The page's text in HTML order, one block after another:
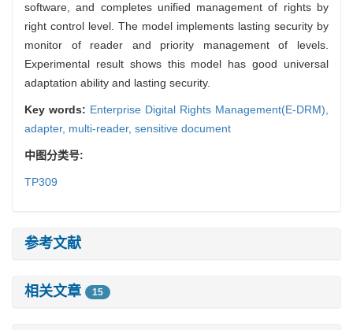
software, and completes unified management of rights by
right control level. The model implements lasting security by
monitor of reader and priority management of levels.
Experimental result shows this model has good universal
adaptation ability and lasting security.
Key words: Enterprise Digital Rights Management(E-DRM),
adapter, multi-reader, sensitive document
中图分类号:
TP309
参考文献
相关文章 15